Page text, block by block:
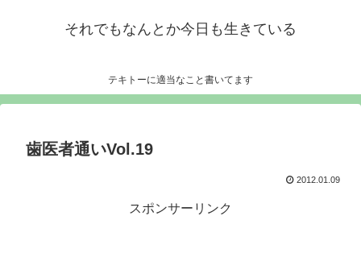
それでもなんとか今日も生きている
テキトーに適当なこと書いてます
歯医者通いVol.19
2012.01.09
スポンサーリンク